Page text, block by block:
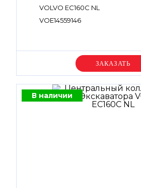
VOLVO EC160C NL
VOE14559146
Уточняйте цену
В наличии